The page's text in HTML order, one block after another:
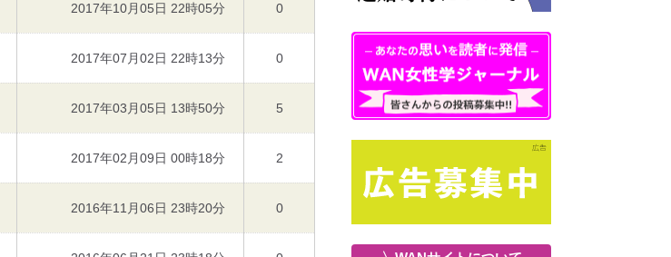
2017年10月05日 22時05分 0
2017年07月02日 22時13分 0
2017年03月05日 13時50分 5
2017年02月09日 00時18分 2
2016年11月06日 23時20分 0